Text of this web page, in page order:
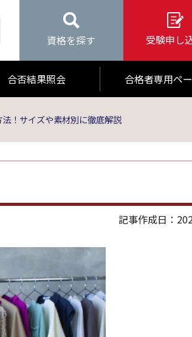
資格を探す 受験申し
合否結果照会 合格者専用ペ
！サイズや素材別に徹底解説
記事作成日：